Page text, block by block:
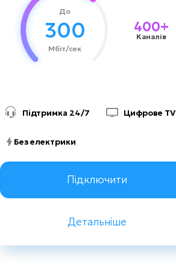
До
300
Мбіт/сек
400+
Каналів
Підтримка 24/7 Цифрове TV
Без електрики
Підключити
Детальніше
Вартість підключення
1000 грн
Замовити консультацію
Назад